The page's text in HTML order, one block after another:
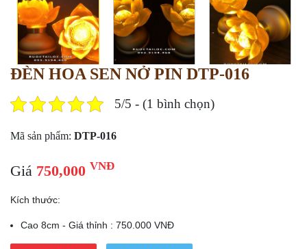
ĐÈN HOA SEN NỞ PIN DTP-016
5/5 - (1 bình chọn)
Mã sản phẩm: DTP-016
Giá 750,000 VNĐ
Kích thước:
Cao 8cm - Giá thỉnh : 750.000 VNĐ